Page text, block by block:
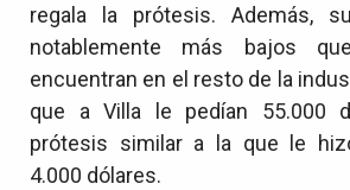
regala la prótesis. Además,
notablemente más bajos
encuentran en el resto de la
que a Villa le pedían 55.000
prótesis similar a la que le
4.000 dólares.